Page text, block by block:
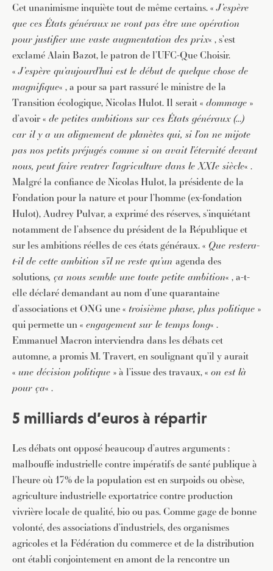
Cet unanimisme inquiète tout de même certains. «J’espère
que ces États généraux ne vont pas être une opération
pour justifier une vaste augmentation des prix« , s’est
exclamé Alain Bazot, le patron de l’UFC-Que Choisir.
«J’espère qu’aujourd’hui est le début de quelque chose de
magnifique« , a pour sa part rassuré le ministre de la
Transition écologique, Nicolas Hulot. Il serait « dommage »
d’avoir « de petites ambitions sur ces États généraux (…)
car il y a un alignement de planètes qui, si l’on ne mijote
pas nos petits préjugés comme si on avait l’éternité devant
nous, peut faire rentrer l’agriculture dans le XXIe siècle« .
Malgré la confiance de Nicolas Hulot, la présidente de la
Fondation pour la nature et pour l’homme (ex-fondation
Hulot), Audrey Pulvar, a exprimé des réserves, s’inquiétant
notamment de l’absence du président de la République et
sur les ambitions réelles de ces états généraux. « Que restera-
t-il de cette ambition s’il ne reste qu’un agenda des
solutions, ça nous semble une toute petite ambition« , a-t-
elle déclaré demandant au nom d’une quarantaine
d’associations et ONG une « troisième phase, plus politique »
qui permette un « engagement sur le temps long« .
Emmanuel Macron interviendra dans les débats cet
automne, a promis M. Travert, en soulignant qu’il y aurait
« une décision politique » à l’issue des travaux, « on est là
pour ça« .
5 milliards d’euros à répartir
Les débats ont opposé beaucoup d’autres arguments :
malbouffe industrielle contre impératifs de santé publique à
l’heure où 17% de la population est en surpoids ou obèse,
agriculture industrielle exportatrice contre production
vivrière locale de qualité, bio ou pas. Comme gage de bonne
volonté, des associations d’industriels, des organismes
agricoles et la Fédération du commerce et de la distribution
ont établi conjointement en amont de la rencontre un